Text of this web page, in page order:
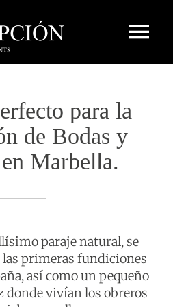
para la
de Bodas y
Marbella.
paraje natural, se
las primeras fundiciones
así como un pequeño
donde vivían los obreros